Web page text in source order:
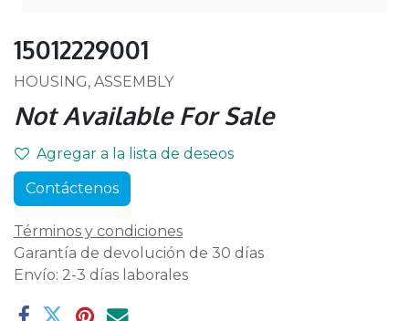
15012229001
HOUSING, ASSEMBLY
Not Available For Sale
Agregar a la lista de deseos
Contáctenos
Términos y condiciones
Garantía de devolución de 30 días
Envío: 2-3 días laborales